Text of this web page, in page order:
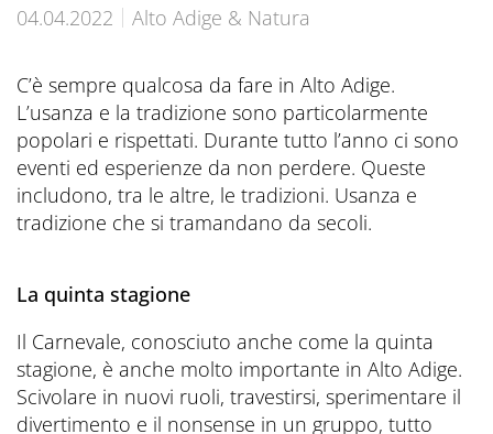
Preferred Hotels & Resorts
Spa & Retreats X2
The Pools
Sauna Tower
Terme
Escursioni & esperienze
Winter Romantic
Contatti
Prospetti
Informazioni Utili
Prenota ora
CONTATTI
04.04.2022 Alto Adige & Natura
C’è sempre qualcosa da fare in Alto Adige.
L’usanza e la tradizione sono particolarmente
popolari e rispettati. Durante tutto l’anno ci sono
eventi ed esperienze da non perdere. Queste
includono, tra le altre, le tradizioni. Usanza e
tradizione che si tramandano da secoli.
La quinta stagione
Il Carnevale, conosciuto anche come la quinta
stagione, è anche molto importante in Alto Adige.
Scivolare in nuovi ruoli, travestirsi, sperimentare il
divertimento e il nonsense in un gruppo, tutto